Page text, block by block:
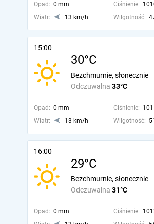
Opad: 0 mm Ciśnienie:
Wiatr:
13 km/h Wilgotność:
15:00
30°C
Odczuwalna 33°C
Bezchmurnie, słonecznie
Opad: 0 mm Ciśnienie:
Wiatr:
13 km/h Wilgotność:
16:00
29°C
Odczuwalna 31°C
Bezchmurnie, słonecznie
Opad: 0 mm Ciśnienie: